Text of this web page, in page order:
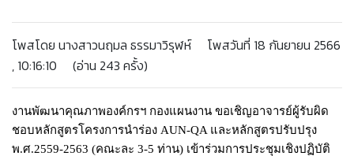
โพสโดย นางสาวนฤมล ธรรมาวิรุฬห์ โพสวันที่ 18 กันยายน 2566
, 10:16:10 (อ่าน 243 ครั้ง)
งานพัฒนาคุณภาพองค์กรฯ กองแผนงาน ขอเชิญอาจารย์ผู้รับผิด
ชอบหลักสูตรโครงการนำร่อง AUN-QA และหลักสูตรปรับปรุง
พ.ศ.2559-2563 (คณะละ 3-5 ท่าน) เข้าร่วมการประชุมเชิงปฏิบัติ